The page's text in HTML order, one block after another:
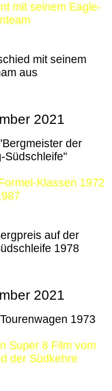
mit seinem Eagle-
mit seinem
aus
2021
der
Südschleife"
Klassen 1972
auf der
1978
2021
1973
Super 8 Film vom
der Südkehre